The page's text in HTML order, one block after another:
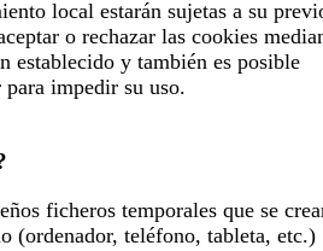
local estarán sujetas a su
o rechazar las cookies
establecido y también es posible
impedir su uso.
ficheros temporales que se
(ordenador, teléfono, tableta, etc.)